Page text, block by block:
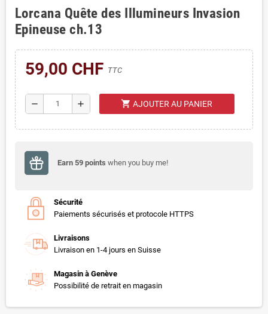
Lorcana Quête des Illumineurs Invasion
Epineuse ch.13
59,00 CHF TTC
remove add shopping_cart AJOUTER AU PANIER
Earn 59 points when you buy me!
Sécurité
Paiements sécurisés et protocole HTTPS
Livraisons
Livraison en 1-4 jours en Suisse
Magasin à Genève
Possibilité de retrait en magasin